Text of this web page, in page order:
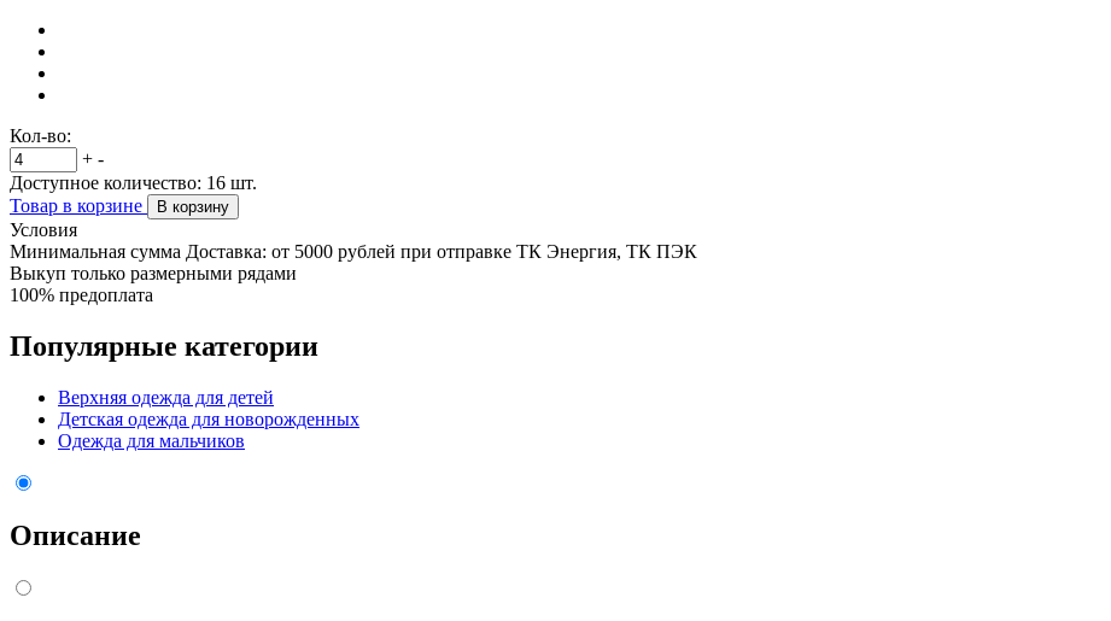
Кол-во:
+ -
Доступное количество: 16 шт.
Товар в корзине
В корзину
Условия
Минимальная сумма Доставка: от 5000 рублей при отправке ТК Энергия, ТК ПЭК
Выкуп только размерными рядами
100% предоплата
Популярные категории
Верхняя одежда для детей
Детская одежда для новорожденных
Одежда для мальчиков
Описание